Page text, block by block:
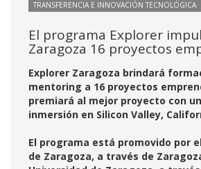
TRANSFERENCIA E INNOVACIÓN TECNOLÓGICA
El programa Explorer
Zaragoza 16 proyectos
Explorer Zaragoza brindará
mentoring a 16 proyectos
premiará al mejor proyecto con
inmersión en Silicon Valley,
El programa está promovido por
de Zaragoza, a través de